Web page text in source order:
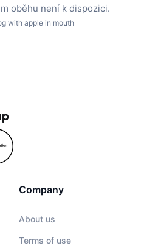
oběhu není k dispozici.
with apple in mouth
Company
About us
Terms of use